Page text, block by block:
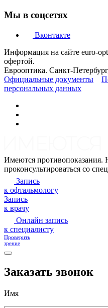
Мы в соцсетях
Вконтакте
Информация на сайте euro-
офертой.
Еврооптика. Санкт-
Официальные документы
персональных данных
Имеются противопоказания.
проконсультироваться со
Запись
к офтальмологу
Запись
к врачу
Онлайн запись
к специалисту
Проверить
зрение
Заказать звонок
Имя